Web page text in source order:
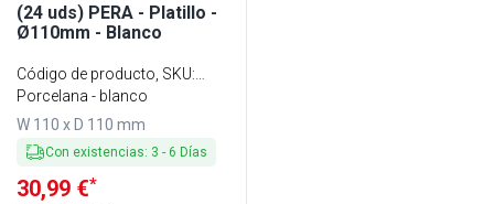
(24 uds) PERA - Platillo -
Ø110mm - Blanco
Código de producto, SKU:
KUTPK6#24
Porcelana - blanco
W 110 x D 110 mm
Con existencias: 3 - 6 Días
30,99 €*